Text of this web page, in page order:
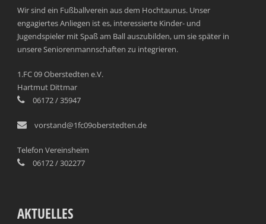
Wir sind ein Fußballverein aus dem Hochtaunus. Unser
engagiertes Anliegen ist es, interessierte Kinder- und
Jugendspieler mit Spaß am Ball auszubilden, um sie später in
unsere Seniorenmannschaften zu integrieren.
1.FC 09 Oberstedten e.V.
Hartmut Dittmar
06172 / 35947
vorstand@1fc09oberstedten.de
Telefon Vereinsheim
06172 / 302277
AKTUELLES